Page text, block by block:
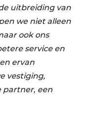
uitbreiding van
we niet alleen
ook ons
service en
ervan
vestiging,
partner, een